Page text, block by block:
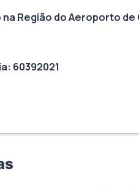
Região do Aeroporto de
60392021